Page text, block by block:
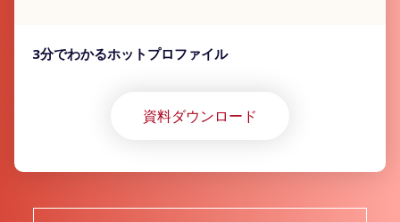
3分でわかるホットプロファイル
資料ダウンロード